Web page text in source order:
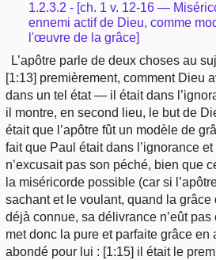
1.2.3.2 - [ch. 1 v. 12-16 —
ennemi actif de Dieu, comme
l'œuvre de la grâce]
L’apôtre parle de deux choses au
[1:13] premièrement, comment Dieu
dans un tel état — il était dans
il montre, en second lieu, le but de
était que l’apôtre fût un modèle de
fait que Paul était dans l’ignorance
n’excusait pas son péché, bien que
la miséricorde possible (car si
sachant et le voulant, quand la grâce
déjà connue, sa délivrance n’eût pas
met donc la pure et parfaite grâce en
abondé pour lui : [1:15] il était le